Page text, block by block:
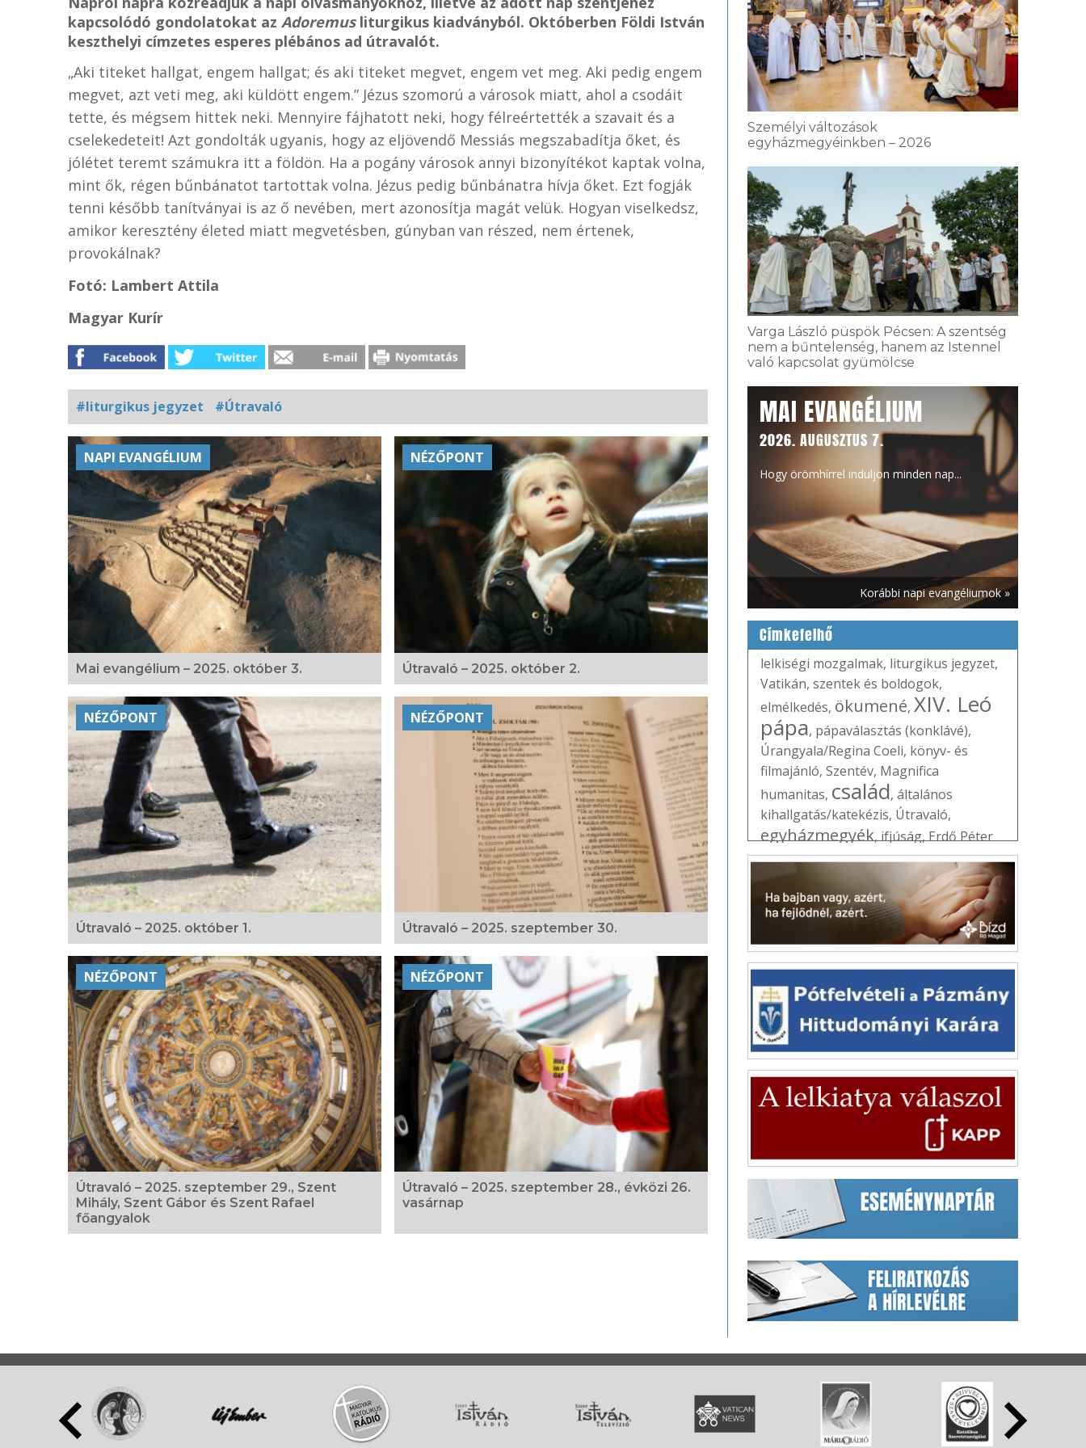
kapcsolódó gondolatokat az Adoremusliturgikus kiadványból. Októberben Földi István
keszthelyi címzetes esperes plébános ad útravalót.
„Aki titeket hallgat, engem hallgat; és aki titeket megvet, engem vet meg. Aki pedig engem
megvet, azt veti meg, aki küldött engem.” Jézus szomorú a városok miatt, ahol a csodáit
tette, és mégsem hittek neki. Mennyire fájhatott neki, hogy félreértették a szavait és a
cselekedeteit! Azt gondolták ugyanis, hogy az eljövendő Messiás megszabadítja őket, és
jólétet teremt számukra itt a földön. Ha a pogány városok annyi bizonyítékot kaptak volna,
mint ők, régen bűnbánatot tartottak volna. Jézus pedig bűnbánatra hívja őket. Ezt fogják
tenni később tanítványai is az ő nevében, mert azonosítja magát velük. Hogyan viselkedsz,
amikor keresztény életed miatt megvetésben, gúnyban van részed, nem értenek,
provokálnak?
Fotó: Lambert Attila
Magyar Kurír
#liturgikus jegyzet #Útravaló
Kapcsolódó
fotógaléria
NAPI EVANGÉLIUM
Mai evangélium – 2025. október 3.
NÉZŐPONT
Útravaló – 2025. október 2.
NÉZŐPONT
Útravaló – 2025. október 1.
NÉZŐPONT
Útravaló – 2025. szeptember 30.
NÉZŐPONT
Útravaló – 2025. szeptember 29., Szent
Mihály, Szent Gábor és Szent Rafael
főangyalok
NÉZŐPONT
Útravaló – 2025. szeptember 28., évközi 26.
vasárnap
Személyi változások
egyházmegyéinkben – 2026
Varga László püspök Pécsen: A szentség
nem a bűntelenség, hanem az Istennel
való kapcsolat gyümölcse
MAI EVANGÉLIUM
2026. AUGUSZTUS 7.
Hogy örömhírrel induljon minden nap...
Korábbi napi evangéliumok »
Címkefelhő
lelkiségi mozgalmak, liturgikus jegyzet,
Vatikán, szentek és boldogok,
elmélkedés, ökumené, XIV. Leó
pápa, pápaválasztás (konklávé),
Úrangyala/Regina Coeli, könyv- és
filmajánló, Szentév, Magnifica
humanitas, család, általános
kihallgatás/katekézis, Útravaló,
egyházmegyék,ifjúság,Erdő Péter